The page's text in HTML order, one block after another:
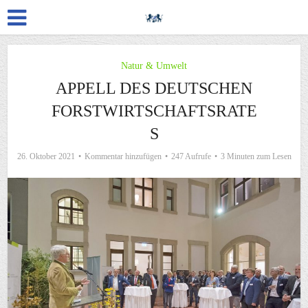
Natur & Umwelt
APPELL DES DEUTSCHEN
FORSTWIRTSCHAFTSRATE
S
26. Oktober 2021 Kommentar hinzufügen 247 Aufrufe 3 Minuten zum Lesen